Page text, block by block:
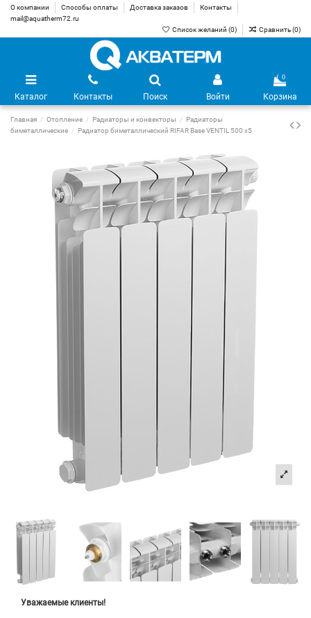
О компании Способы оплаты Доставка заказов
Контакты
mail@aquatherm72.ru
Список желаний (0) Сравнить (0)
Каталог Контакты Поиск Войти
0
Корзина
Главная Отопление Радиаторы и конвекторы
Радиаторы
биметаллические
Радиатор биметаллический RIFAR Base VENTIL 500 х5
Уважаемые клиенты!